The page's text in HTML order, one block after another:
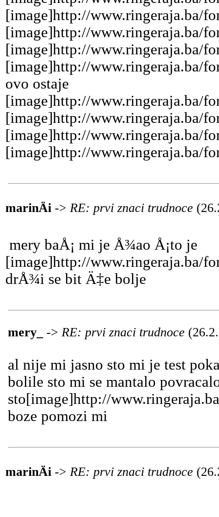
[image]http://www.ringeraja.ba/
[image]http://www.ringeraja.ba/
[image]http://www.ringeraja.ba/
[image]http://www.ringeraja.ba/
ovo ostaje
[image]http://www.ringeraja.ba/
[image]http://www.ringeraja.ba/
[image]http://www.ringeraja.ba/
[image]http://www.ringeraja.ba/
marinÄi -> RE: prvi znaci trudnoce
mery baÅ¡ mi je Å¾ao Å¡to je
[image]http://www.ringeraja.ba/
drÅ¾i se bit Ä‡e bolje
mery_ -> RE: prvi znaci trudnoce
al nije mi jasno sto mi je test
bolile sto mi se mantalo
sto[image]http://
boze pomozi mi
marinÄi -> RE: prvi znaci trudnoce